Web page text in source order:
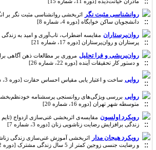
روانشناسی مثبت نگر اثربخشی روانشناسی مثبت نگر بر
دانشجویان ساکن خوابگاه [دوره 4، شماره 8]
روان‌پرستاران مقایسه اضطراب، تاب‌آوری و امید به زندگی و
پرستاران و روان‌پرستاران [دوره 17، شماره 21]
روان‌پریشی و فرا تحلیل مروری بر مطالعات ذهن آگاهی برای
و دستور کار تحقیقات آینده [دوره 22، شماره 26]
روایی ساخت و اعتبار یابی مقیاس احساس حقارت [دوره 3، شماره 7]
روایی بررسی ویژگی‌های روانسنجی پرسشنامه خودنظم‌بخشی
متوسطه شهر تهران [دوره 16، شماره 20]
رویکرد اولسون مقایسه‌ی اثربخشی غنی‌سازی ازدواج (تایم و
زندگی برافزایش رضایت زناشویی زنان [دوره 3، شماره 7]
رویکرد هیجان مدار اثربخشی آموزش غنی‌سازی زندگی
و رضایت جنسی زوجین کمتر از 5 سال زندگی مشترک [دوره 22، شماره 26]